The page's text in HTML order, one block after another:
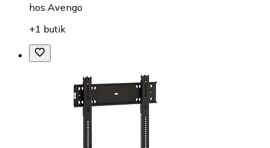
hos Avengo
+1 butik